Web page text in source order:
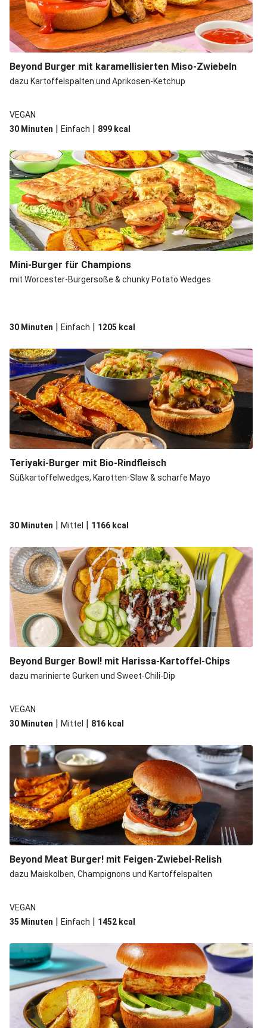
Beyond Burger mit karamellisierten Miso-Zwiebeln
dazu Kartoffelspalten und Aprikosen-Ketchup
VEGAN
30 Minuten | Einfach | 899 kcal
Mini-Burger für Champions
mit Worcester-Burgersoße & chunky Potato Wedges
30 Minuten | Einfach | 1205 kcal
Teriyaki-Burger mit Bio-Rindfleisch
Süßkartoffelwedges, Karotten-Slaw & scharfe Mayo
30 Minuten | Mittel | 1166 kcal
Beyond Burger Bowl! mit Harissa-Kartoffel-Chips
dazu marinierte Gurken und Sweet-Chili-Dip
VEGAN
30 Minuten | Mittel | 816 kcal
Beyond Meat Burger! mit Feigen-Zwiebel-Relish
dazu Maiskolben, Champignons und Kartoffelspalten
VEGAN
35 Minuten | Einfach | 1452 kcal